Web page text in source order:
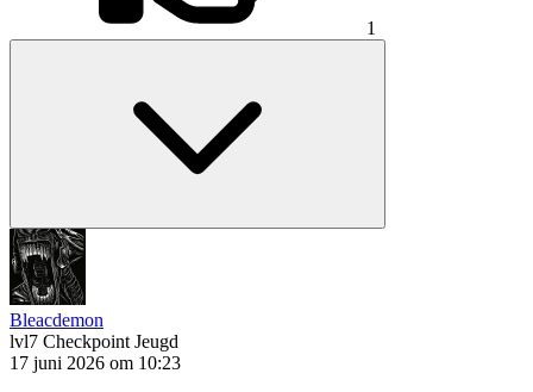
1
Bleacdemon
lvl7 Checkpoint Jeugd
17 juni 2026 om 10:23